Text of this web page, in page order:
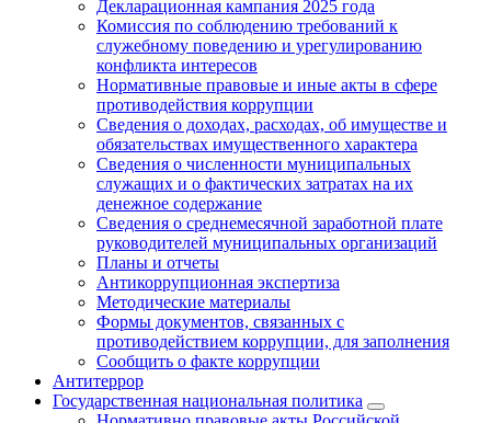
Декларационная кампания 2025 года
Комиссия по соблюдению требований к
служебному поведению и урегулированию
конфликта интересов
Нормативные правовые и иные акты в сфере
противодействия коррупции
Сведения о доходах, расходах, об имуществе и
обязательствах имущественного характера
Сведения о численности муниципальных
служащих и о фактических затратах на их
денежное содержание
Сведения о среднемесячной заработной плате
руководителей муниципальных организаций
Планы и отчеты
Антикоррупционная экспертиза
Методические материалы
Формы документов, связанных с
противодействием коррупции, для заполнения
Сообщить о факте коррупции
Антитеррор
Государственная национальная политика